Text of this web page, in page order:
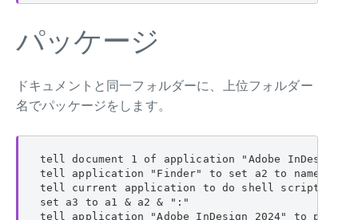
パッケージ
ドキュメントと同一フォルダーに、上位フォルダー
名でパッケージをします。
tell document 1 of application "Adobe InDesign
tell application "Finder" to set a2 to name of
tell current application to do shell script
set a3 to a1 & a2 & ":"
tell application "Adobe InDesign 2024" to